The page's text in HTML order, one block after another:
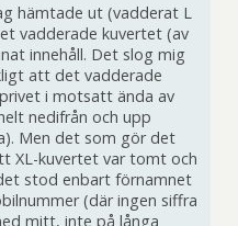
hämtade ut (vadderat L
vadderade kuvertet (av
innehåll. Det slog mig
att det vadderade
i motsatt ända av
nedifrån och upp
Men det som gör det
XL-kuvertet var tomt och
stod enbart förnamnet
(där ingen siffra
mitt, inte på långa